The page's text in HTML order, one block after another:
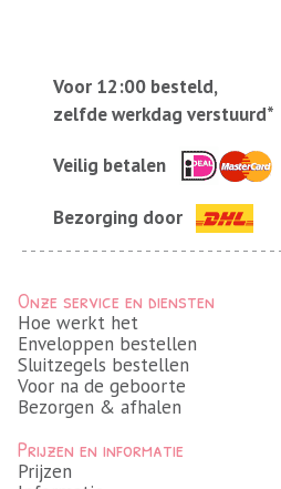
Voor 12:00 besteld,
zelfde werkdag verstuurd*
Veilig betalen
Bezorging door
Onze service en diensten
Hoe werkt het
Enveloppen bestellen
Sluitzegels bestellen
Voor na de geboorte
Bezorgen & afhalen
Prijzen en informatie
Prijzen